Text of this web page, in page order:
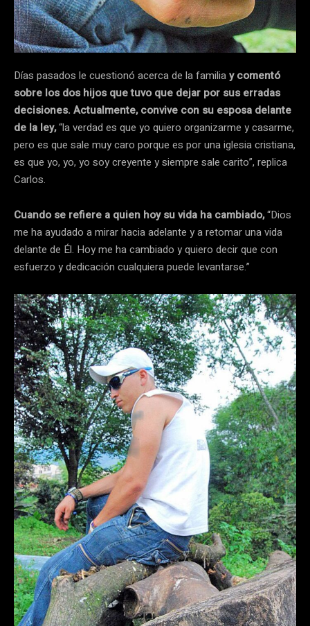
Días pasados le cuestionó acerca de la familiay comentó
sobre los dos hijos que tuvo que dejar por sus erradas
decisiones. Actualmente, convive con su esposa delante
de la ley,“la verdad es que yo quiero organizarme y casarme,
pero es que sale muy caro porque es por una iglesia cristiana,
es que yo, yo, yo soy creyente y siempre sale carito”, replica
Carlos.
Cuando se refiere a quien hoy su vida ha cambiado,“Dios
me ha ayudado a mirar hacia adelante y a retomar una vida
delante de Él. Hoy me ha cambiado y quiero decir que con
esfuerzo y dedicación cualquiera puede levantarse.”